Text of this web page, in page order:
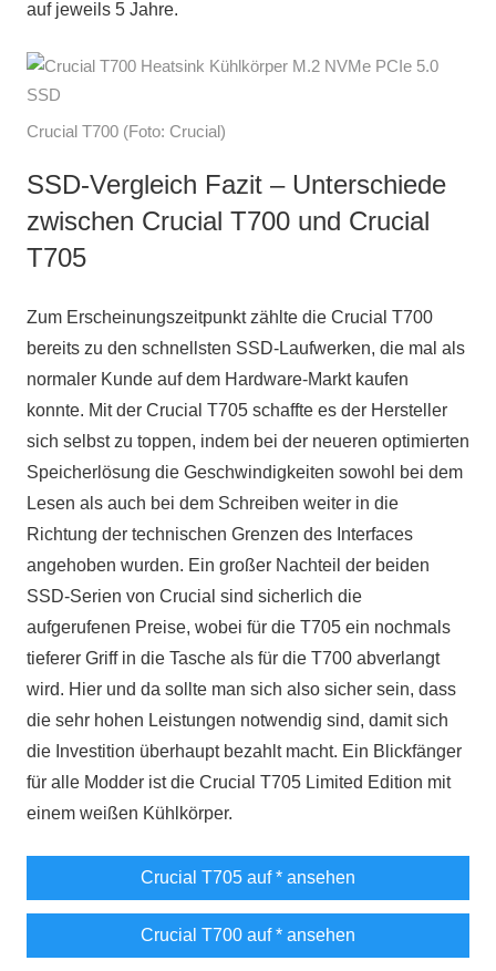
auf jeweils 5 Jahre.
Crucial T700 (Foto: Crucial)
SSD-Vergleich Fazit – Unterschiede
zwischen Crucial T700 und Crucial
T705
Zum Erscheinungszeitpunkt zählte die Crucial T700
bereits zu den schnellsten SSD-Laufwerken, die mal als
normaler Kunde auf dem Hardware-Markt kaufen
konnte. Mit der Crucial T705 schaffte es der Hersteller
sich selbst zu toppen, indem bei der neueren optimierten
Speicherlösung die Geschwindigkeiten sowohl bei dem
Lesen als auch bei dem Schreiben weiter in die
Richtung der technischen Grenzen des Interfaces
angehoben wurden. Ein großer Nachteil der beiden
SSD-Serien von Crucial sind sicherlich die
aufgerufenen Preise, wobei für die T705 ein nochmals
tieferer Griff in die Tasche als für die T700 abverlangt
wird. Hier und da sollte man sich also sicher sein, dass
die sehr hohen Leistungen notwendig sind, damit sich
die Investition überhaupt bezahlt macht. Ein Blickfänger
für alle Modder ist die Crucial T705 Limited Edition mit
einem weißen Kühlkörper.
Crucial T705 auf* ansehen
Crucial T700 auf* ansehen